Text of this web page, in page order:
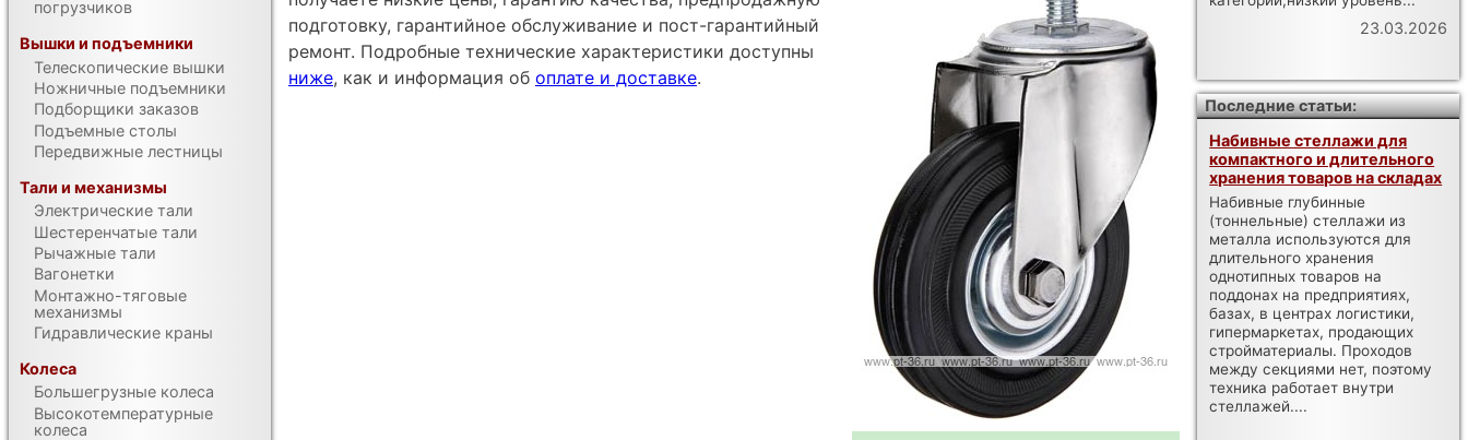
подготовку, гарантийное обслуживание и пост-гарантийный
ремонт. Подробные технические характеристики доступны
ниже, как и информация об оплате и доставке.
погрузчиков
Вышки и подъемники
Телескопические вышки
Ножничные подъемники
Подборщики заказов
Подъемные столы
Передвижные лестницы
Тали и механизмы
Электрические тали
Шестеренчатые тали
Рычажные тали
Вагонетки
Монтажно-тяговые
механизмы
Гидравлические краны
Колеса
Большегрузные колеса
Высокотемпературные
колеса
23.03.2026
Последние статьи:
Набивные стеллажи для
компактного и длительного
хранения товаров на складах
Набивные глубинные
(тоннельные) стеллажи из
металла используются для
длительного хранения
однотипных товаров на
поддонах на предприятиях,
базах, в центрах логистики,
гипермаркетах, продающих
стройматериалы. Проходов
между секциями нет, поэтому
техника работает внутри
стеллажей....